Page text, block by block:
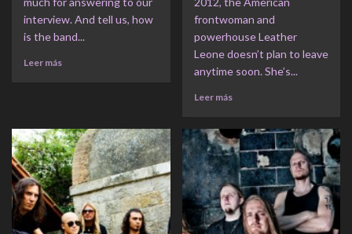
interview. And tell us, how
is the band...
Leer más
frontwoman and
powerhouse Leather
Leone doesn’t plan to leave
anytime soon. She’s...
Leer más